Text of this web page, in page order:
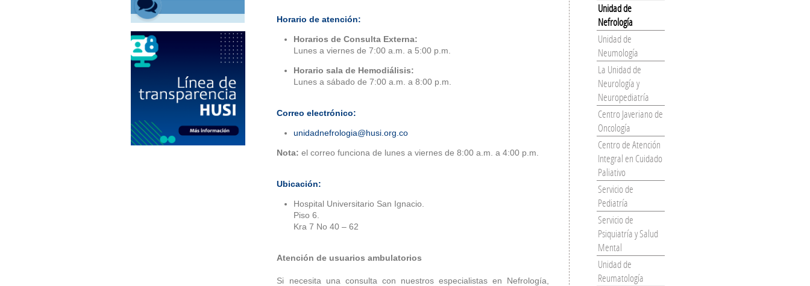
Horario de atención:
Horarios de Consulta Externa:
Lunes a viernes de 7:00 a.m. a 5:00 p.m.
Horario sala de Hemodiálisis:
Lunes a sábado de 7:00 a.m. a 8:00 p.m.
Correo electrónico:
unidadnefrologia@husi.org.co
Nota: el correo funciona de lunes a viernes de 8:00 a.m. a 4:00 p.m.
Ubicación:
Hospital Universitario San Ignacio.
Piso 6.
Kra 7 No 40 – 62
Atención de usuarios ambulatorios
Si necesita una consulta con nuestros especialistas en Nefrología,
Unidad de
Nefrología
Unidad de
Neumología
La Unidad de
Neurología y
Neuropediatría
Centro Javeriano de
Oncología
Centro de Atención
Integral en Cuidado
Paliativo
Servicio de
Pediatría
Servicio de
Psiquiatría y Salud
Mental
Unidad de
Reumatología